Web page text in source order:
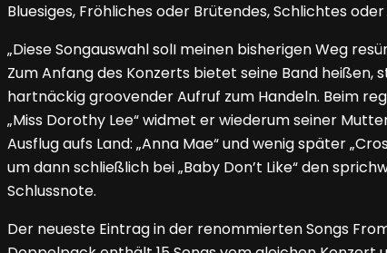
Bluesiges, Fröhliches oder Brütendes, Schlichtes
„Diese Songauswahl solI meinen bisherigen Weg
Zum Anfang des Konzerts bietet seine Band heißen,
hartnäckig groovender Aufruf zum Handeln. Beim
„Miss Dorothy Lee“ widmet er wiederum seiner
Ausflug aufs Land: „Anna Mae“ und wenig später
um dann schließlich bei „Baby Don’t Like“ den
Schlussnote.
Der neueste Eintrag in der renommierten Songs